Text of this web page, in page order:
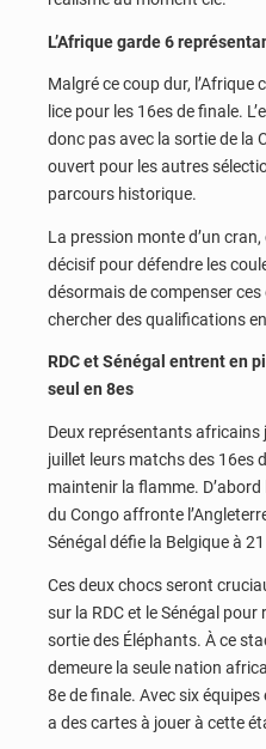
L’Afrique garde 6
Malgré ce coup dur, l’Afrique
lice pour les 16es de finale.
donc pas avec la sortie de la
ouvert pour les autres
parcours historique.
La pression monte d’un
décisif pour défendre les
désormais de compenser ces
chercher des qualifications
RDC et Sénégal entrent en
seul en 8es
Deux représentants africains
juillet leurs matchs des 16es
maintenir la flamme.
du Congo affronte
Sénégal défie la Belgique à
Ces deux chocs seront
sur la RDC et le Sénégal
sortie des Éléphants. À ce
demeure la seule nation
8e de finale. Avec six
a des cartes à jouer à cette